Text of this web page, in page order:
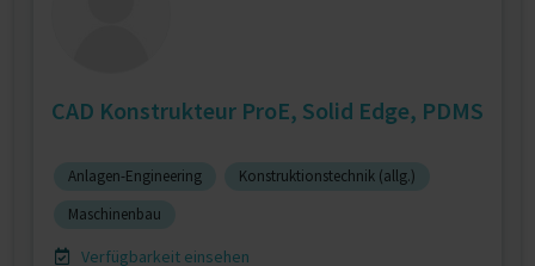
CAD Konstrukteur ProE, Solid Edge, PDMS
Anlagen-Engineering
Konstruktionstechnik (allg.)
Maschinenbau
Verfügbarkeit einsehen